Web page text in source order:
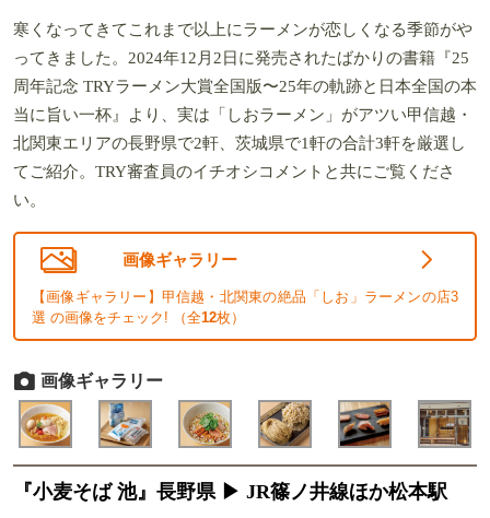
寒くなってきてこれまで以上にラーメンが恋しくなる季節がや
ってきました。2024年12月2日に発売されたばかりの書籍『25
周年記念 TRYラーメン大賞全国版〜25年の軌跡と日本全国の本
当に旨い一杯』より、実は「しおラーメン」がアツい甲信越・
北関東エリアの長野県で2軒、茨城県で1軒の合計3軒を厳選し
てご紹介。TRY審査員のイチオシコメントと共にご覧くださ
い。
画像ギャラリー
【画像ギャラリー】甲信越・北関東の絶品「しお」ラーメンの店3
選 の画像をチェック! （全12枚）
画像ギャラリー
『小麦そば 池』長野県 ▶ JR篠ノ井線ほか松本駅